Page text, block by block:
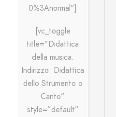
0%3Anormal”]
[vc_toggle
title=”Didattica
della musica.
Indirizzo: Didattica
dello Strumento o
Canto”
style=”default”